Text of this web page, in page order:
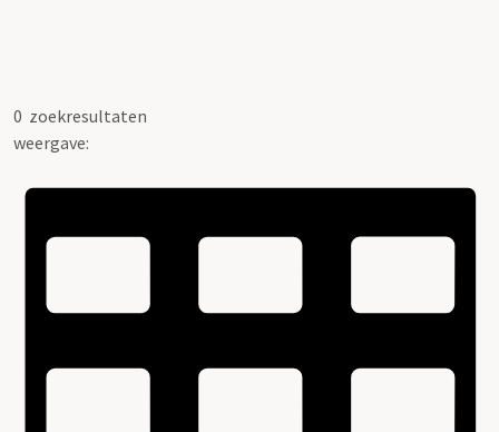
0 zoekresultaten
weergave: